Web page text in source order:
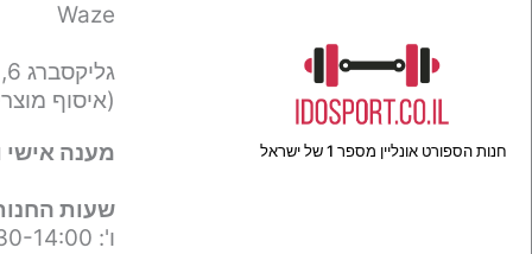
חנות הספורט אונליין מספר 1 של ישראל
Waze
גליקסברג 6,
(איסוף
מענה אישי
שעות
ו': 09:30-14:00